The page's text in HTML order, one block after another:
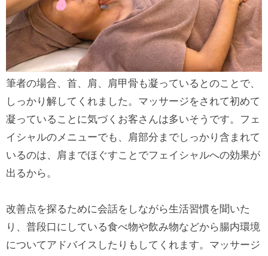
筆者の場合、首、肩、肩甲骨も凝っているとのことで、
しっかり解してくれました。マッサージをされて初めて
凝っていることに気づくお客さんは多いそうです。フェ
イシャルのメニューでも、肩部分までしっかり含まれて
いるのは、肩までほぐすことでフェイシャルへの効果が
出るから。
改善点を探るために会話をしながら生活習慣を聞いた
り、普段口にしている食べ物や飲み物などから腸内環境
についてアドバイスしたりもしてくれます。マッサージ